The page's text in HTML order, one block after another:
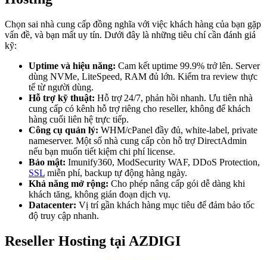
Chọn sai nhà cung cấp đồng nghĩa với việc khách hàng của bạn gặp
vấn đề, và bạn mất uy tín. Dưới đây là những tiêu chí cần đánh giá
kỹ:
Uptime và hiệu năng: Cam kết uptime 99.9% trở lên. Server
dùng NVMe, LiteSpeed, RAM đủ lớn. Kiểm tra review thực
tế từ người dùng.
Hỗ trợ kỹ thuật: Hỗ trợ 24/7, phản hồi nhanh. Ưu tiên nhà
cung cấp có kênh hỗ trợ riêng cho reseller, không để khách
hàng cuối liên hệ trực tiếp.
Công cụ quản lý: WHM/cPanel đầy đủ, white-label, private
nameserver. Một số nhà cung cấp còn hỗ trợ DirectAdmin
nếu bạn muốn tiết kiệm chi phí license.
Bảo mật: Imunify360, ModSecurity WAF, DDoS Protection,
SSL miễn phí, backup tự động hàng ngày.
Khả năng mở rộng: Cho phép nâng cấp gói dễ dàng khi
khách tăng, không gián đoạn dịch vụ.
Datacenter: Vị trí gần khách hàng mục tiêu để đảm bảo tốc
độ truy cập nhanh.
Reseller Hosting tại AZDIGI